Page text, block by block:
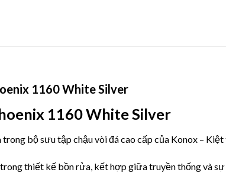
1160 White Silver
1160 White Silver
bộ sưu tập chậu vòi đá cao cấp của Konox –
thiết kế bồn rửa, kết hợp giữa truyền thống và